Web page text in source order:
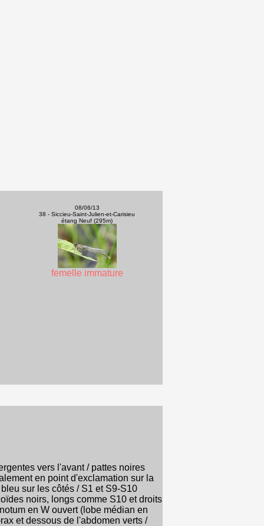
08/06/13
38 - Siccieu-Saint-Julien-et-Carisieu
étang Neuf (295m)
femelle immature
vers l'avant / pattes noires
en point d'exclamation sur la
sur les côtés / S1 et S9-S10
noirs, longs comme S10 et droits
en W ouvert (lobe médian en
et dessous de l'abdomen verts /